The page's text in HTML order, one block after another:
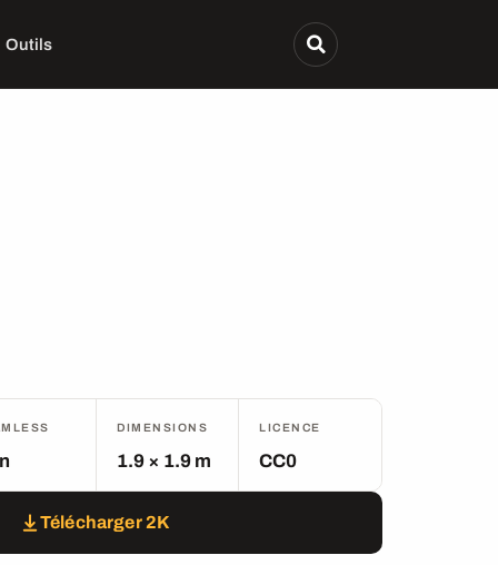
Outils
DIMENSIONS
1.9 × 1.9 m
LICENCE
CC0
Télécharger 2K